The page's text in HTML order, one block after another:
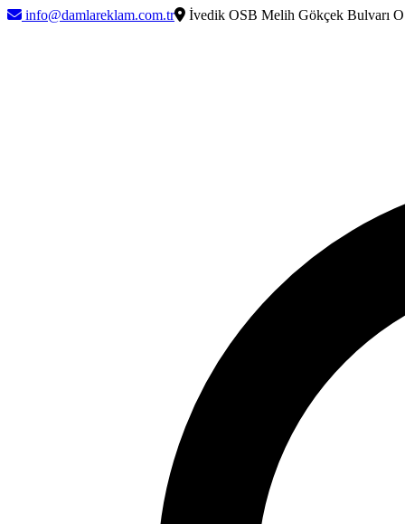
info@damlareklam.com.tr İvedik OSB Melih Gökçek Bulvarı